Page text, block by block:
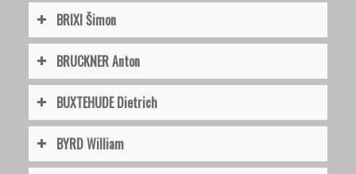
BRIXI Šimon
BRUCKNER Anton
BUXTEHUDE Dietrich
BYRD William